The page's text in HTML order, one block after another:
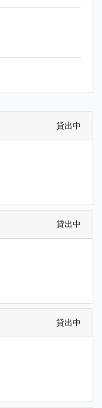
貸出中
貸出中
貸出中